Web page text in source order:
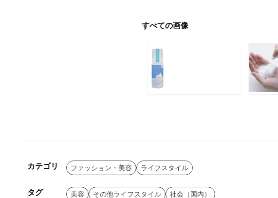
すべての画像
カテゴリ ファッション・美容 ライフスタイル
タグ 美容 その他ライフスタイル 社会（国内）